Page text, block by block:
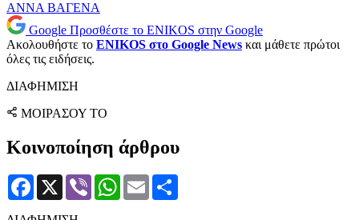
ΑΝΝΑ ΒΑΓΕΝΑ
Google Προσθέστε το ENIKOS στην Google
Ακολουθήστε το ENIKOS στο Google News και μάθετε πρώτοι
όλες τις ειδήσεις.
ΔΙΑΦΗΜΙΣΗ
ΜΟΙΡΑΣΟΥ ΤΟ
Κοινοποίηση άρθρου
Facebook
X Viber WhatsApp
Email